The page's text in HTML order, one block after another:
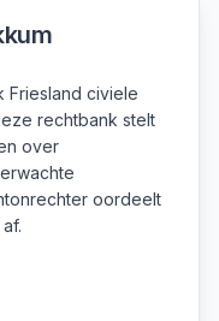
Friesland civiele
rechtbank stelt
over
oordeelt